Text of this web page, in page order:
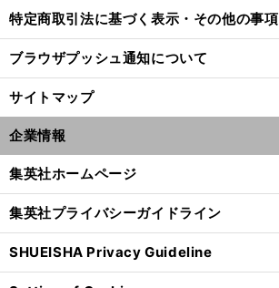
特定商取引法に基づく表示・その他の事項
ブラウザプッシュ通知について
サイトマップ
企業情報
集英社ホームページ
集英社プライバシーガイドライン
SHUEISHA Privacy Guideline